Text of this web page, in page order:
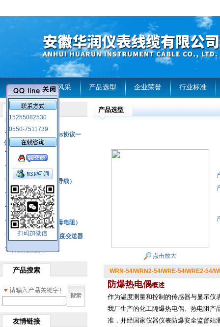
首页 企业风采 产品选型 企业荣誉 行业标准
15255082530
0550-7511739
扫码加微信
产品列表
RS485通讯modbus协议一
体化现场智能仪表
热电偶
压力式温度计
热电偶补偿电缆（导线）
振动传感器
热电阻
铂热电阻元件（云母电阻）
SBW系列一体化温度变送器
双金属温度计
产品搜索
友情链接
产品选型
点击放大
WRN-54/WRN2-54/WRE-54/WRE2-54/
防爆热电偶概述
作为温度测量和控制的传感器与显示仪
我厂生产的化工隔爆热电偶、热电阻产
准，并经国家仪器仪表防爆安全监督站